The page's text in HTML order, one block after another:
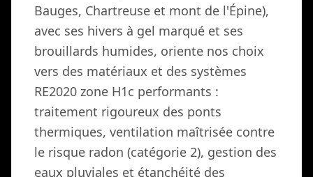
Bauges, Chartreuse et mont de l'Épine),
avec ses hivers à gel marqué et ses
brouillards humides, oriente nos choix
vers des matériaux et des systèmes
RE2020 zone H1c performants :
traitement rigoureux des ponts
thermiques, ventilation maîtrisée contre
le risque radon (catégorie 2), gestion des
eaux pluviales et étanchéité des